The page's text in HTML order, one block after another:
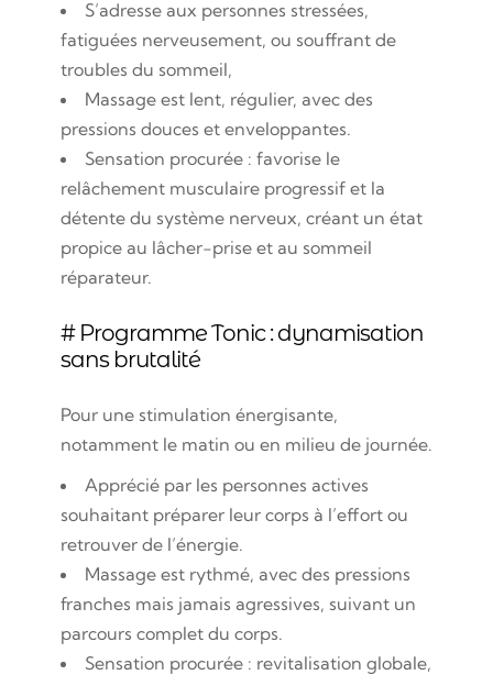
S’adresse aux personnes stressées,
fatiguées nerveusement, ou souffrant de
troubles du sommeil,
Massage est lent, régulier, avec des
pressions douces et enveloppantes.
Sensation procurée : favorise le
relâchement musculaire progressif et la
détente du système nerveux, créant un état
propice au lâcher-prise et au sommeil
réparateur.
# Programme Tonic : dynamisation
sans brutalité
Pour une stimulation énergisante,
notamment le matin ou en milieu de journée.
Apprécié par les personnes actives
souhaitant préparer leur corps à l’effort ou
retrouver de l’énergie.
Massage est rythmé, avec des pressions
franches mais jamais agressives, suivant un
parcours complet du corps.
Sensation procurée : revitalisation globale,